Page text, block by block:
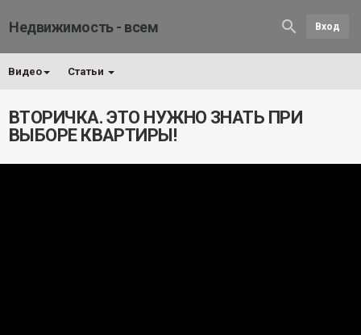
Недвижимость - всем Вход
Видео Статьи
ВТОРИЧКА. ЭТО НУЖНО ЗНАТЬ ПРИ
ВЫБОРЕ КВАРТИРЫ!